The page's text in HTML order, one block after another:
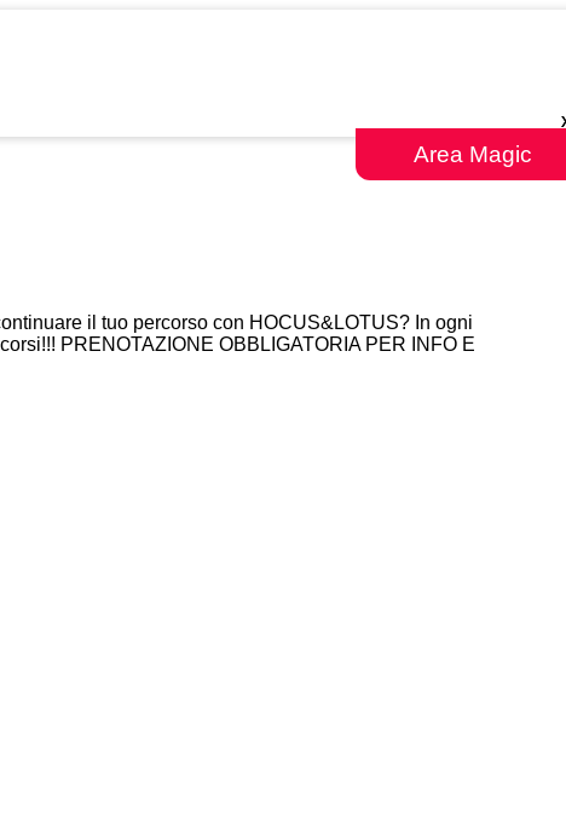
Area Magic
il tuo percorso con HOCUS&LOTUS? In ogni
PRENOTAZIONE OBBLIGATORIA PER INFO E